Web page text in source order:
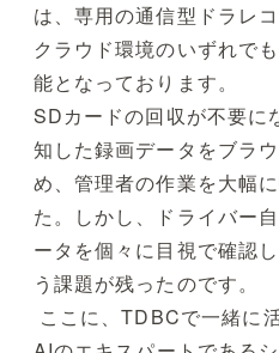
は、専用の通信型ドラレ
クラウド環境のいずれで
能となっております。
SDカードの回収が不要に
知した録画データをブラ
め、管理者の作業を大幅
た。しかし、ドライバー
ータを個々に目視で確認
う課題が残ったのです。
ここに、TDBCで一緒に